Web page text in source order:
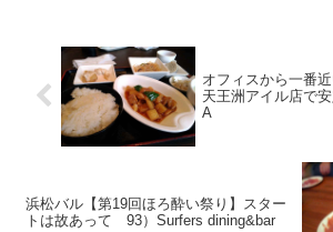
オフィスから一番
天王洲アイル店で
A
浜松バル【第19回ほろ酔い祭り】スター
トは故あって 93）Surfers dining&bar